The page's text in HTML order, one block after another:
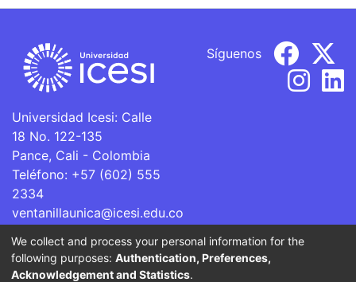
Universidad Icesi: Calle
18 No. 122-135
Pance, Cali - Colombia
Teléfono: +57 (602) 555
2334
ventanillaunica@icesi.edu.co
Síguenos
La Universidad Icesi es una Institución de Educación
Superior que se encuentra sujeta a inspección y vigilancia
We collect and process your personal information for the
following purposes: Authentication, Preferences,
Acknowledgement and Statistics.